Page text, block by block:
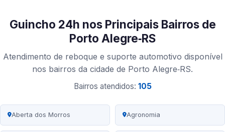
Guincho 24h nos Principais Bairros de
Porto Alegre‑RS
Atendimento de reboque e suporte automotivo disponível
nos bairros da cidade de Porto Alegre‑RS.
Bairros atendidos: 105
Aberta dos Morros Agronomia